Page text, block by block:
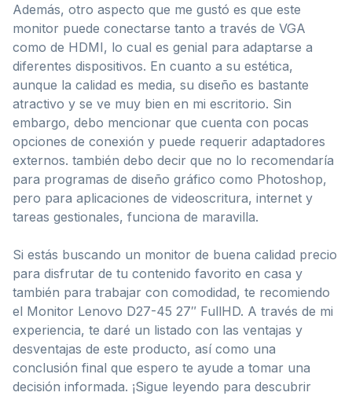
Además, otro aspecto que me gustó es que este
monitor puede conectarse tanto a través de VGA
como de HDMI, lo cual es genial para adaptarse a
diferentes dispositivos. En cuanto a su estética,
aunque la calidad es media, su diseño es bastante
atractivo y se ve muy bien en mi escritorio. Sin
embargo, debo mencionar que cuenta con pocas
opciones de conexión y puede requerir adaptadores
externos. también debo decir que no lo recomendaría
para programas de diseño gráfico como Photoshop,
pero para aplicaciones de videoscritura, internet y
tareas gestionales, funciona de maravilla.
Si estás buscando un monitor de buena calidad precio
para disfrutar de tu contenido favorito en casa y
también para trabajar con comodidad, te recomiendo
el Monitor Lenovo D27-45 27″ FullHD. A través de mi
experiencia, te daré un listado con las ventajas y
desventajas de este producto, así como una
conclusión final que espero te ayude a tomar una
decisión informada. ¡Sigue leyendo para descubrir